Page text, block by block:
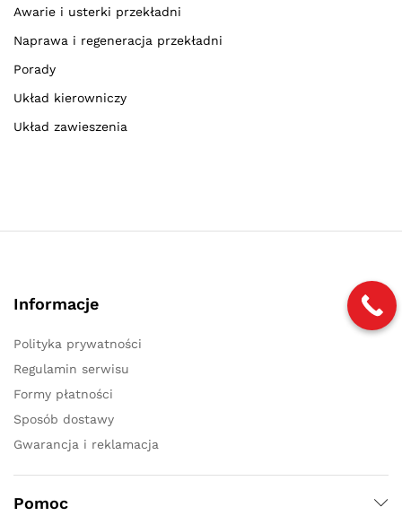
Awarie i usterki przekładni
Naprawa i regeneracja przekładni
Porady
Układ kierowniczy
Układ zawieszenia
Informacje
Polityka prywatności
Regulamin serwisu
Formy płatności
Sposób dostawy
Gwarancja i reklamacja
Pomoc